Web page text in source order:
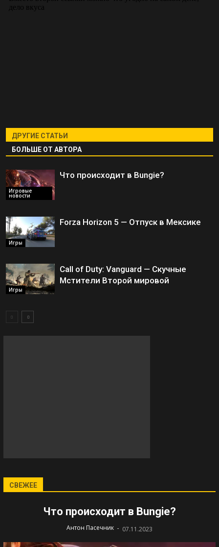
ДРУГИЕ СТАТЬИ
БОЛЬШЕ ОТ АВТОРА
Игровые
новости
Что происходит в Bungie?
Игры
Forza Horizon 5 — Отпуск в Мексике
Игры
Call of Duty: Vanguard — Скучные
Мстители Второй мировой
СВЕЖЕЕ
Что происходит в Bungie?
Антон Пасечник - 07.11.2023